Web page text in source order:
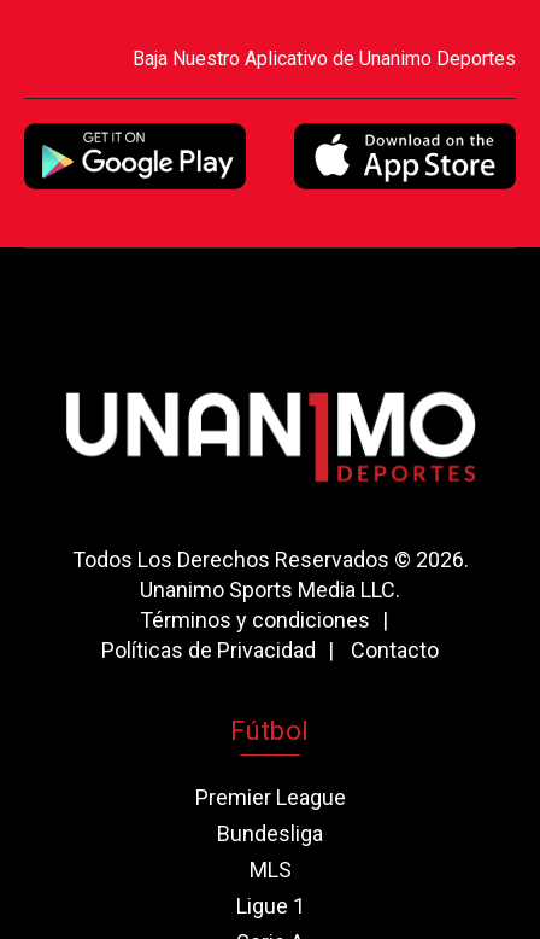
Baja Nuestro Aplicativo de Unanimo Deportes
Todos Los Derechos Reservados © 2026.
Unanimo Sports Media LLC.
Términos y condiciones
Políticas de Privacidad
Contacto
Fútbol
Premier League
Bundesliga
MLS
Ligue 1